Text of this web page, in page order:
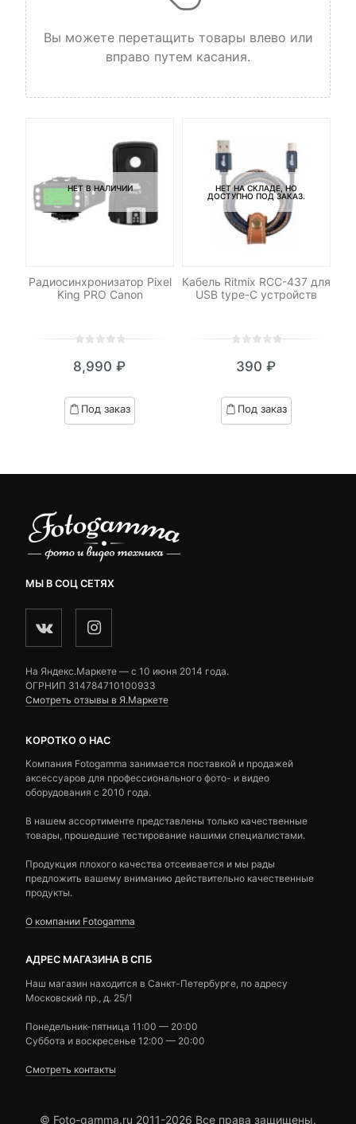
Вы можете перетащить товары влево или
вправо путем касания.
НЕТ В НАЛИЧИИ
Радиосинхронизатор Pixel
King PRO Canon
out
based
on
8,990 ₽
Под заказ
НЕТ НА СКЛАДЕ, НО
ДОСТУПНО ПОД ЗАКАЗ.
Кабель Ritmix RCC-437 для
USB type-C устройств
out
based
on
390 ₽
Под заказ
МЫ В СОЦ СЕТЯХ
На Яндекс.Маркете — c 10 июня 2014 года.
ОГРНИП 314784710100933
Смотреть отзывы в Я.Маркете
КОРОТКО О НАС
Компания Fotogamma занимается поставкой и продажей
аксессуаров для профессионального фото- и видео
оборудования с 2010 года.
В нашем ассортименте представлены только качественные
товары, прошедшие тестирование нашими специалистами.
Продукция плохого качества отсеивается и мы рады
предложить вашему вниманию действительно качественные
продукты.
О компании Fotogamma
АДРЕС МАГАЗИНА В СПБ
Наш магазин находится в Санкт-Петербурге, по адресу
Московский пр., д. 25/1
Понедельник-пятница 11:00 — 20:00
Суббота и воскресенье 12:00 — 20:00
Смотреть контакты
© Foto-gamma.ru 2011-2026 Все права защищены.